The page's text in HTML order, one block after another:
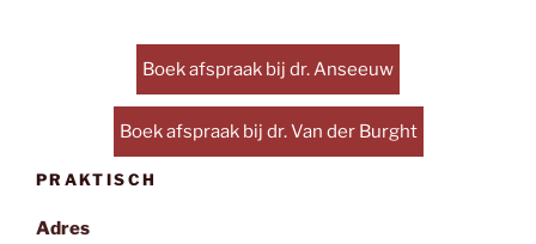
Boek afspraak bij dr. Anseeuw
Boek afspraak bij dr. Van der Burght
PRAKTISCH
Adres